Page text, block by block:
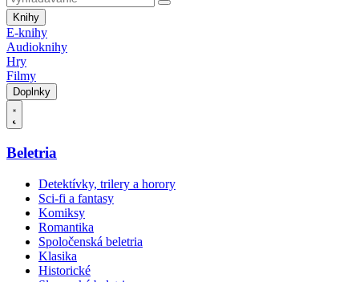
Knihy
E-knihy
Audioknihy
Hry
Filmy
Doplnky
Beletria
Detektívky, trilery a horory
Sci-fi a fantasy
Komiksy
Romantika
Spoločenská beletria
Klasika
Historické